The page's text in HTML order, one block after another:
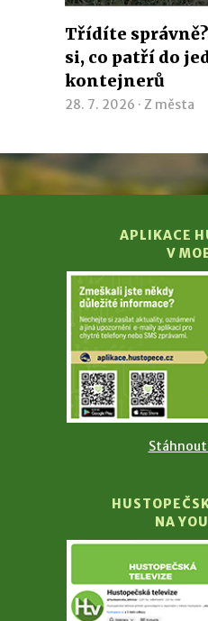
Třídíte
si, co patří do
kontejnerů
28. 7. 2026 · Z města
APLIKACE
V
NA